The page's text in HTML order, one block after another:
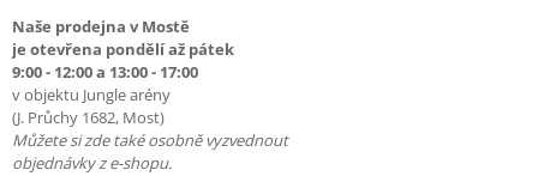
Naše prodejna v Mostě
je otevřena pondělí až pátek
9:00 - 12:00 a 13:00 - 17:00
v objektu Jungle arény
(J. Průchy 1682, Most)
Můžete si zde také osobně vyzvednout
objednávky z e-shopu.